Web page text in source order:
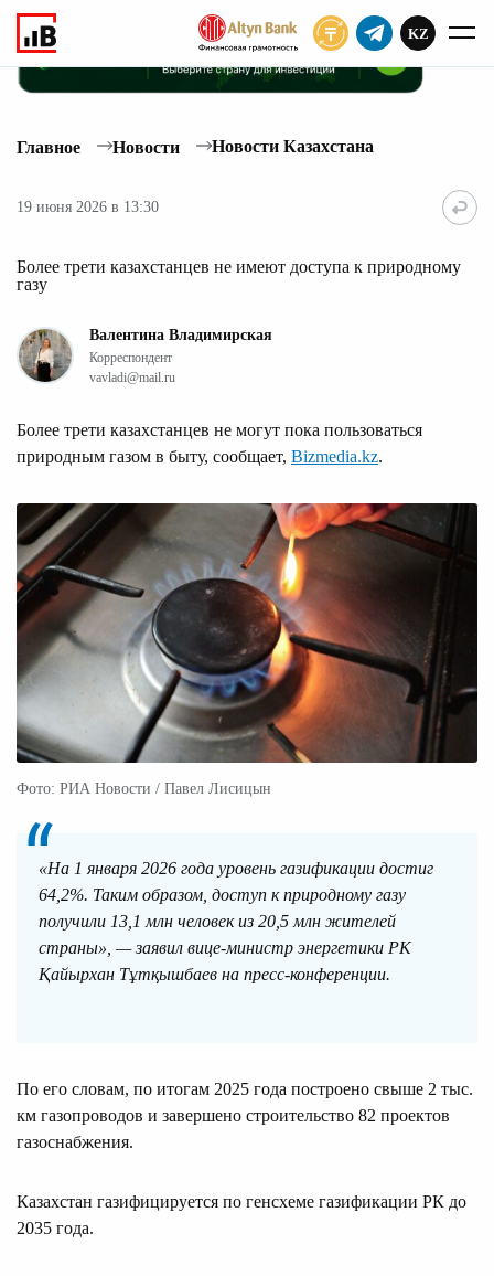
KZ
Главное Новости Новости Казахстана
19 июня 2026 в 13:30
Более трети казахстанцев не имеют доступа к природному
газу
Валентина Владимирская
Корреспондент
vavladi@mail.ru
Более трети казахстанцев не могут пока пользоваться
природным газом в быту, сообщает, Bizmedia.kz.
Фото: РИА Новости / Павел Лисицын
«На 1 января 2026 года уровень газификации достиг
64,2%. Таким образом, доступ к природному газу
получили 13,1 млн человек из 20,5 млн жителей
страны», — заявил вице-министр энергетики РК
Қайырхан Тұтқышбаев на пресс-конференции.
По его словам, по итогам 2025 года построено свыше 2 тыс.
км газопроводов и завершено строительство 82 проектов
газоснабжения.
Казахстан газифицируется по генсхеме газификации РК до
2035 года.